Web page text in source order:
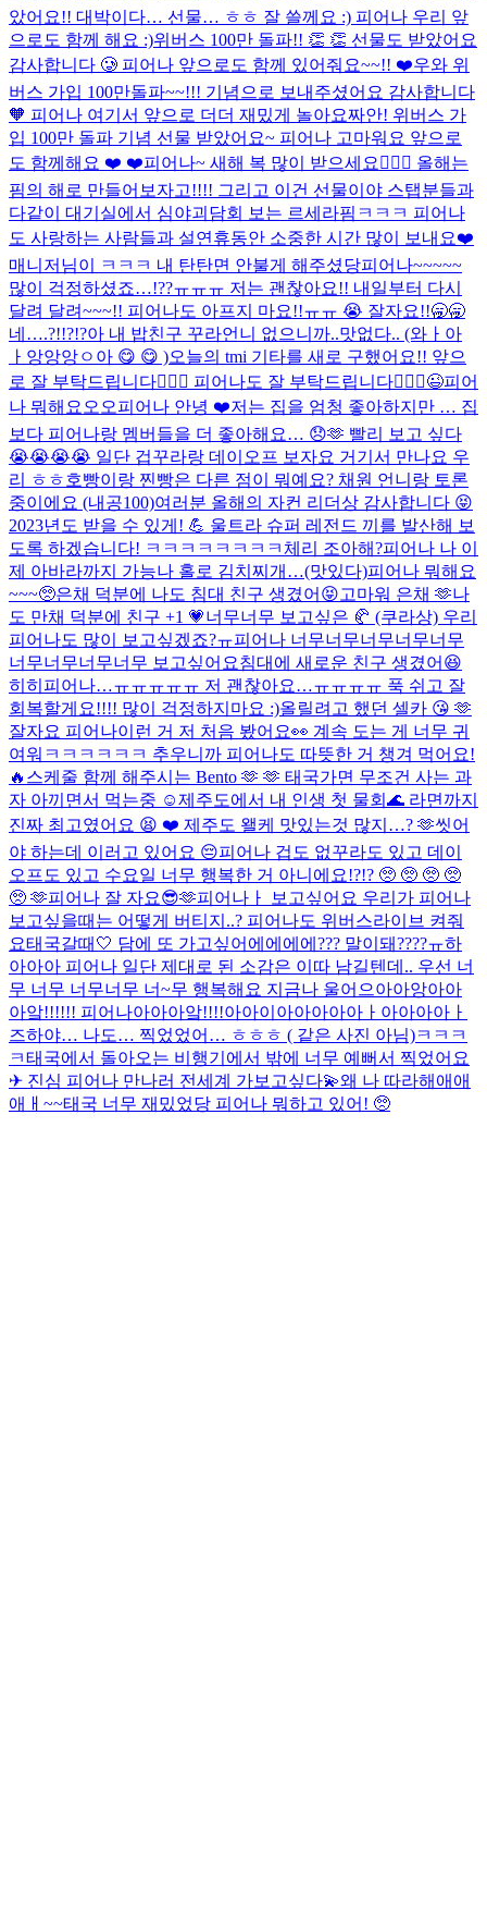
았어요!! 대박이다… 선물… ㅎㅎ 잘 쓸께요 :) 피어나 우리 앞
으로도 함께 해요 :)위버스 100만 돌파!! 👏 👏 선물도 받았어요
감사합니다 🥲 피어나 앞으로도 함께 있어줘요~~!! ❤️우와 위
버스 가입 100만돌파~~!!! 기념으로 보내주셨어요 감사합니다
🧡 피어나 여기서 앞으로 더더 재밌게 놀아요짜안! 위버스 가
입 100만 돌파 기념 선물 받았어요~ 피어나 고마워요 앞으로
도 함께해요 ❤️ ❤️피어나~ 새해 복 많이 받으세요🙇🏻‍♀️ 올해는
핌의 해로 만들어보자고!!!! 그리고 이건 선물이야 스탭분들과
다같이 대기실에서 심야괴담회 보는 르세라핌ㅋㅋㅋ 피어나
도 사랑하는 사람들과 설연휴동안 소중한 시간 많이 보내요❤️
매니저님이 ㅋㅋㅋ 내 탄탄면 안불게 해주셨당피어나~~~~~
많이 걱정하셨죠…!??ㅠㅠㅠ 저는 괜찮아요!! 내일부터 다시
달려 달려~~~!! 피어나도 아프지 마요!!ㅠㅠ 😭 잘자요!!🥱🥱
네….?!!?!?아 내 밥친구 꾸라언니 없으니까..맛없다.. (와ㅏ아
ㅏ앙앙앙ㅇ아 😋 😋 )오늘의 tmi 기타를 새로 구했어요!! 앞으
로 잘 부탁드립니다🙇🏻‍♀️ 피어나도 잘 부탁드립니다🙇🏻‍♀️😉피어
나 뭐해요오오피어나 안녕 ❤️저는 집을 엄청 좋아하지만 … 집
보다 피어나랑 멤버들을 더 좋아해요… 😞🫶 빨리 보고 싶다
😭😭😭😭 일단 겁꾸라랑 데이오프 보자요 거기서 만나요 우
리 ㅎㅎ호빵이랑 찐빵은 다른 점이 뭐예요? 채원 언니랑 토론
중이에요 (내공100)여러분 올해의 자컨 리더상 감사합니다 😝
2023년도 받을 수 있게! 💪 울트라 슈퍼 레전드 끼를 발산해 보
도록 하겠습니다! ㅋㅋㅋㅋㅋㅋㅋㅋ 체리 조아해?피어나 나 이
제 아바라까지 가능나 홀로 김치찌개…(맛있다)피어나 뭐해요
~~~🥺은채 덕분에 나도 침대 친구 생겼어😝고마워 은채 🫶나
도 만채 덕분에 친구 +1 💗너무너무 보고싶은 🥐 (쿠라상) 우리
피어나도 많이 보고싶겠죠?ㅠ피어나 너무너무너무너무너무
너무너무너무너무 보고싶어요침대에 새로운 친구 생겼어😆
히히 피어나…ㅠㅠㅠㅠㅠ 저 괜찮아요…ㅠㅠㅠㅠ 푹 쉬고 잘
회복할게요!!!! 많이 걱정하지마요 :)올릴려고 했던 셀카 😘 🫶
잘자요 피어나이런 거 저 처음 봤어요👀 계속 도는 게 너무 귀
여워ㅋㅋㅋㅋㅋㅋ 추우니까 피어나도 따뜻한 거 챙겨 먹어요!
🔥 스케줄 함께 해주시는 Bento 🫶 🫶 태국가면 무조건 사는 과
자 아끼면서 먹는중 ☺️제주도에서 내 인생 첫 물회🌊 라면까지
진짜 최고였어요 😫 ❤️ 제주도 왤케 맛있는것 많지…? 🫶씻어
야 하는데 이러고 있어요 😔피어나 겁도 없꾸라도 있고 데이
오프도 있고 수요일 너무 행복한 거 아니에요!?!? 🥺 🥺 🥺 🥺
🥺 🫶피어나 잘 자요😎🫶피어나ㅏ 보고싶어요 우리가 피어나
보고싶을때는 어떻게 버티지..? 피어나도 위버스라이브 켜줘
요태국갈때🤍 담에 또 가고싶어 에에에에??? 말이돼????ㅠ하
아아아 피어나 일단 제대로 된 소감은 이따 남길텐데.. 우선 너
무 너무 너무너무 너~무 행복해요 지금나 울어 으아아앙아아
아앜!!!!!! 피어나아아아앜!!!!아아이아아아아아ㅏ아아아아ㅏ
즈하야… 나도… 찍었었어… ㅎㅎㅎ ( 같은 사진 아님)ㅋㅋㅋ
ㅋ태국에서 돌아오는 비행기에서 밖에 너무 예뻐서 찍었어요
✈︎ 진심 피어나 만나러 전세계 가보고싶다💫왜 나 따라해애애
애ㅐ~~태국 너무 재밌었당 피어나 뭐하고 있어! 🥺